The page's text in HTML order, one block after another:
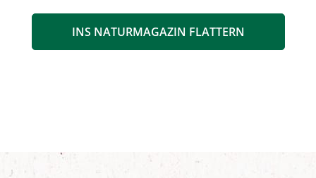
INS NATURMAGAZIN FLATTERN